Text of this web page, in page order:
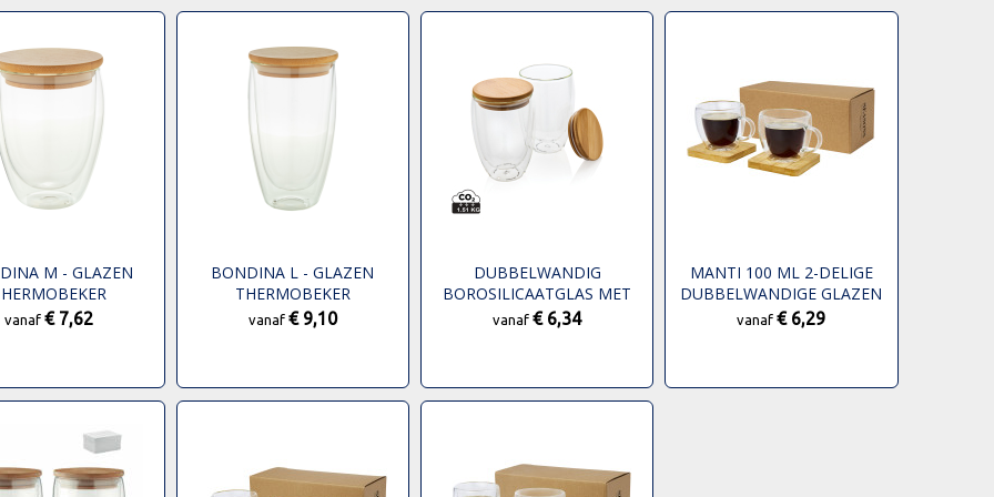
M - GLAZEN
vanaf € 7,62
BONDINA L - GLAZEN
THERMOBEKER
vanaf € 9,10
DUBBELWANDIG
BOROSILICAATGLAS MET
BAMBOE DEKSEL 350ML SET
vanaf€ 6,34
MANTI 100 ML 2-DELIGE
DUBBELWANDIGE GLAZEN
KOP MET BAMBOE
ONDERZETTER
vanaf€ 6,29